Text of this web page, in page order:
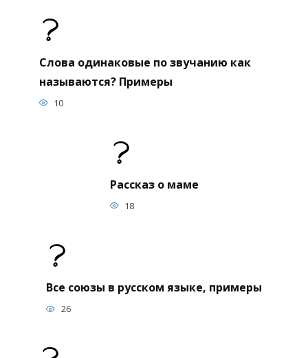
Слова одинаковые по звучанию как
называются? Примеры
10
Рассказ о маме
18
Все союзы в русском языке, примеры
26